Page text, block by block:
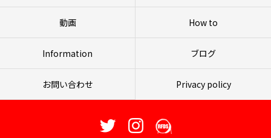
動画 How to
Information ブログ
お問い合わせ Privacy policy